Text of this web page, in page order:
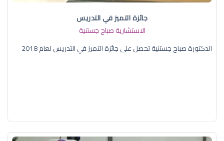
جائزة التميز في التدريس
الاستشارية صباح جستنية
الدكتورة صباح جستنية تحصل على جائزة التميز في التدريس لعام 2018